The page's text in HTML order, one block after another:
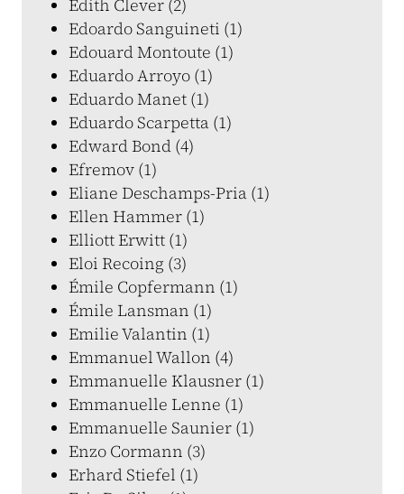
Edith Clever (2)
Edoardo Sanguineti (1)
Edouard Montoute (1)
Eduardo Arroyo (1)
Eduardo Manet (1)
Eduardo Scarpetta (1)
Edward Bond (4)
Efremov (1)
Eliane Deschamps-Pria (1)
Ellen Hammer (1)
Elliott Erwitt (1)
Eloi Recoing (3)
Émile Copfermann (1)
Émile Lansman (1)
Emilie Valantin (1)
Emmanuel Wallon (4)
Emmanuelle Klausner (1)
Emmanuelle Lenne (1)
Emmanuelle Saunier (1)
Enzo Cormann (3)
Erhard Stiefel (1)